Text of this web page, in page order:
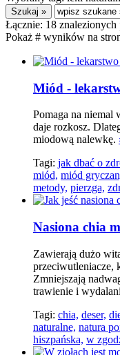
Łącznie: 18 znalezionych
Pokaż # wyników na
Miód -
Pomaga na niemal
daje rozkosz.
miodową nalewkę.
Tagi: jak dbać o
miód, miód
metody, pierzga,
Nasiona chia
Zawierają dużo
przeciwutleniacze,
Zmniejszają
trawienie i
Tagi: chia, deser,
naturalne, natura
hiszpańska, w